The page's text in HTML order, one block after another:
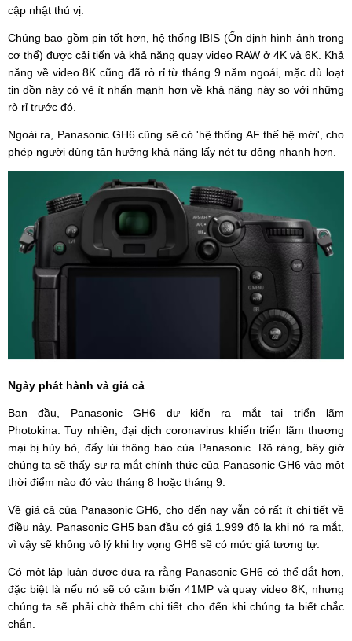
cập nhật thú vị.
Chúng bao gồm pin tốt hơn, hệ thống IBIS (Ổn định hình ảnh trong
cơ thể) được cải tiến và khả năng quay video RAW ở 4K và 6K. Khả
năng về video 8K cũng đã rò rỉ từ tháng 9 năm ngoái, mặc dù loạt
tin đồn này có vẻ ít nhấn mạnh hơn về khả năng này so với những
rò rỉ trước đó.
Ngoài ra, Panasonic GH6 cũng sẽ có 'hệ thống AF thế hệ mới', cho
phép người dùng tận hưởng khả năng lấy nét tự động nhanh hơn.
Ngày phát hành và giá cả
Ban đầu, Panasonic GH6 dự kiến ​​ra mắt tại triển lãm
Photokina. Tuy nhiên, đại dịch coronavirus khiến triển lãm thương
mại bị hủy bỏ, đẩy lùi thông báo của Panasonic. Rõ ràng, bây giờ
chúng ta sẽ thấy sự ra mắt chính thức của Panasonic GH6 vào một
thời điểm nào đó vào tháng 8 hoặc tháng 9.
Về giá cả của Panasonic GH6, cho đến nay vẫn có rất ít chi tiết về
điều này. Panasonic GH5 ban đầu có giá 1.999 đô la khi nó ra mắt,
vì vậy sẽ không vô lý khi hy vọng GH6 sẽ có mức giá tương tự.
Có một lập luận được đưa ra rằng Panasonic GH6 có thể đắt hơn,
đặc biệt là nếu nó sẽ có cảm biến 41MP và quay video 8K, nhưng
chúng ta sẽ phải chờ thêm chi tiết cho đến khi chúng ta biết chắc
chắn.